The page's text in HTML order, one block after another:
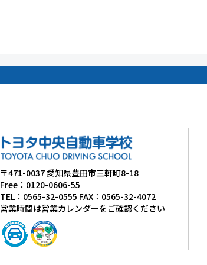
〒471-0037 愛知県豊田市三軒町8-18
Free：0120-0606-55
TEL：0565-32-0555 FAX：0565-32-4072
営業時間は営業カレンダーをご確認ください